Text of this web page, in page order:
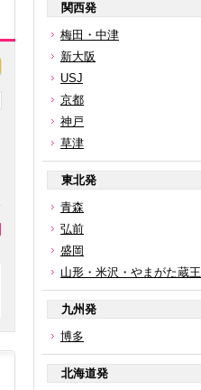
関西発
梅田・中津
新大阪
USJ
京都
神戸
草津
東北発
青森
弘前
盛岡
山形・米沢・やまがた蔵王
九州発
博多
北海道発